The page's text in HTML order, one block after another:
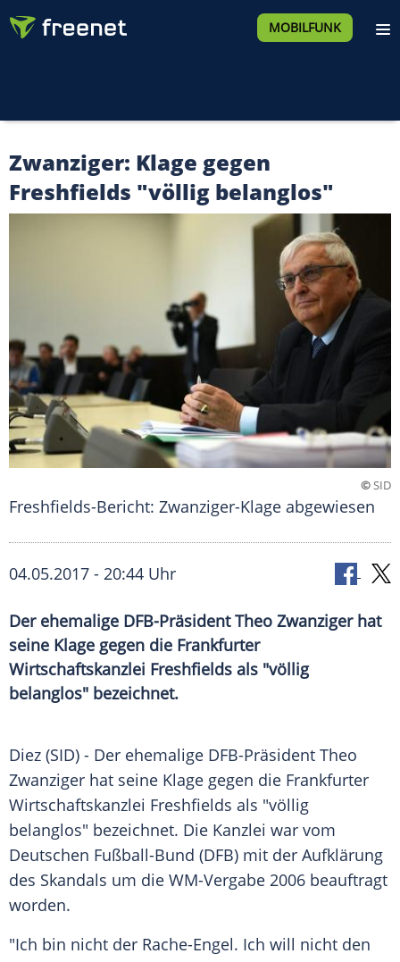
MOBILFUNK
Zwanziger: Klage gegen
Freshfields "völlig belanglos"
©SID
Freshfields-Bericht: Zwanziger-Klage abgewiesen
04.05.2017 - 20:44 Uhr
Der ehemalige DFB-Präsident Theo Zwanziger hat
seine Klage gegen die Frankfurter
Wirtschaftskanzlei Freshfields als "völlig
belanglos" bezeichnet.
Diez (SID) - Der ehemalige DFB-Präsident Theo
Zwanziger hat seine Klage gegen die Frankfurter
Wirtschaftskanzlei Freshfields als "völlig
belanglos" bezeichnet. Die Kanzlei war vom
Deutschen Fußball-Bund (DFB) mit der Aufklärung
des Skandals um die WM-Vergabe 2006 beauftragt
worden.
"Ich bin nicht der Rache-Engel. Ich will nicht den